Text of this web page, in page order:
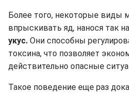
Более того, некоторые виды
впрыскивать яд, нанося так
укус. Они способны
токсина, что позволяет
действительно опасные
Такое поведение еще раз